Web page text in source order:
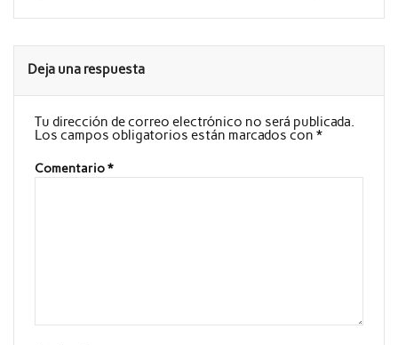
Deja una respuesta
Tu dirección de correo electrónico no será publicada.
Los campos obligatorios están marcados con *
Comentario*